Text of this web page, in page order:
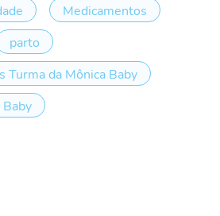
Medicamentos
parto
Turma da Mônica Baby
Baby